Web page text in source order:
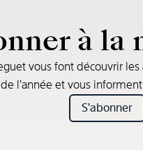
à la
vous font découvrir
l’année et vous
S'abonner